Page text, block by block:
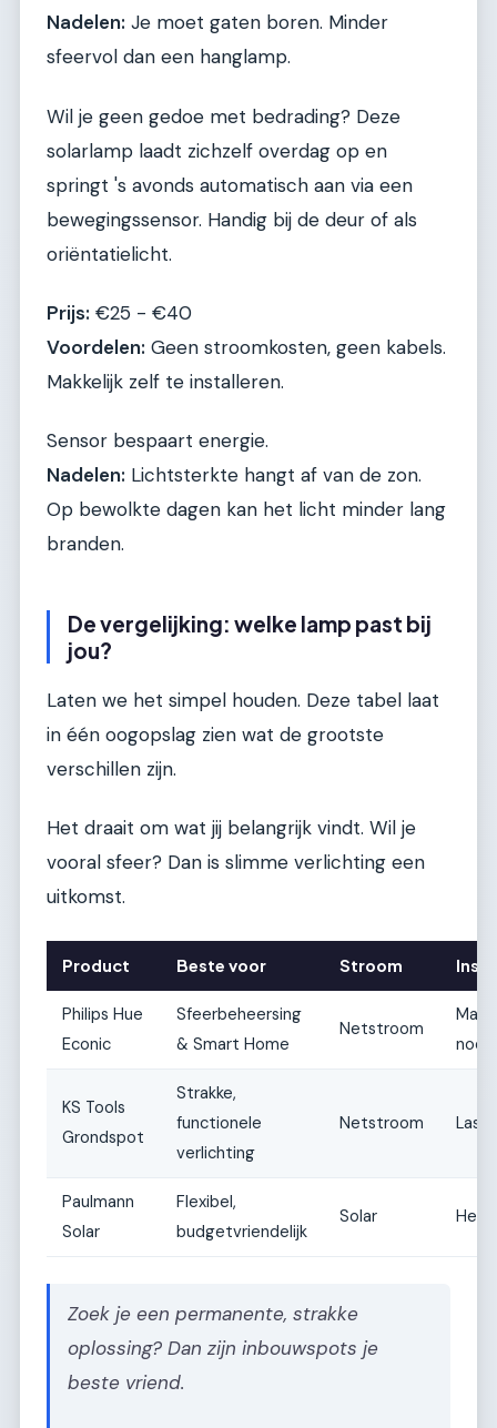
Nadelen: Je moet gaten boren. Minder
sfeervol dan een hanglamp.
Wil je geen gedoe met bedrading? Deze
solarlamp laadt zichzelf overdag op en
springt 's avonds automatisch aan via een
bewegingssensor. Handig bij de deur of als
oriëntatielicht.
Prijs: €25 - €40
Voordelen: Geen stroomkosten, geen kabels.
Makkelijk zelf te installeren.
Sensor bespaart energie.
Nadelen: Lichtsterkte hangt af van de zon.
Op bewolkte dagen kan het licht minder lang
branden.
De vergelijking: welke lamp past bij
jou?
Laten we het simpel houden. Deze tabel laat
in één oogopslag zien wat de grootste
verschillen zijn.
Het draait om wat jij belangrijk vindt. Wil je
vooral sfeer? Dan is slimme verlichting een
uitkomst.
Product Beste voor Stroom
Philips Hue
Econic
Sfeerbeheersing
& Smart Home
Netstroom
KS Tools
Grondspot
Strakke,
functionele
verlichting
Netstroom
Paulmann
Solar
Flexibel,
budgetvriendelijk
Solar Heel
Zoek je een permanente, strakke
oplossing? Dan zijn inbouwspots je
beste vriend.